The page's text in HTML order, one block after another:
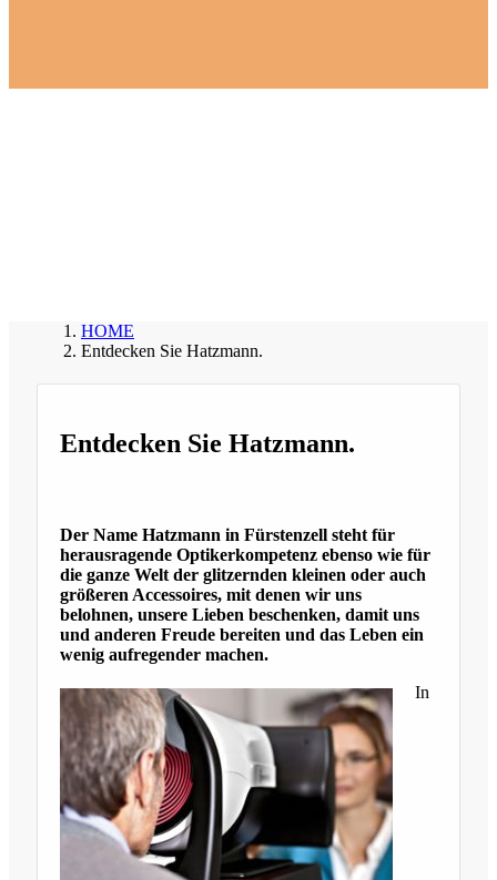
HOME
Entdecken Sie Hatzmann.
Entdecken Sie Hatzmann.
Der Name Hatzmann in Fürstenzell steht für
herausragende Optikerkompetenz ebenso wie für
die ganze Welt der glitzernden kleinen oder auch
größeren Accessoires, mit denen wir uns
belohnen, unsere Lieben beschenken, damit uns
und anderen Freude bereiten und das Leben ein
wenig aufregender machen.
In